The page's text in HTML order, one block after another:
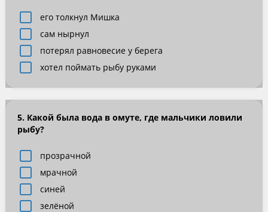
его толкнул Мишка
сам нырнул
потерял равновесие у берега
хотел поймать рыбу руками
5. Какой была вода в омуте, где мальчики ловили
рыбу?
прозрачной
мрачной
синей
зелёной